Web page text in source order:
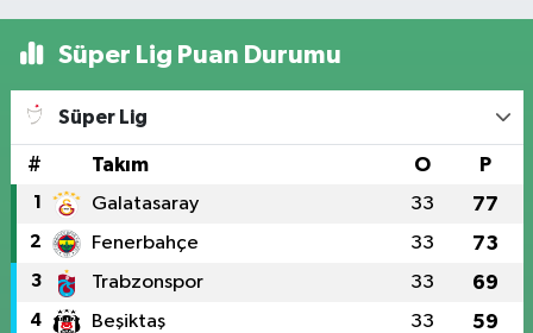
Süper Lig Puan Durumu
Süper Lig
# Takım O P
1 Galatasaray 33 77
2 Fenerbahçe 33 73
3 Trabzonspor 33 69
4 Beşiktaş 33 59